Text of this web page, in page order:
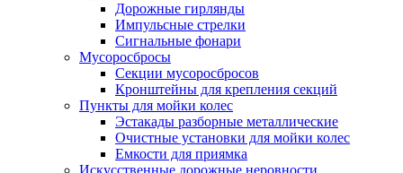
Дорожные гирлянды
Импульсные стрелки
Сигнальные фонари
Мусоросбросы
Секции мусоросбросов
Кронштейны для крепления секций
Пункты для мойки колес
Эстакады разборные металлические
Очистные установки для мойки колес
Емкости для приямка